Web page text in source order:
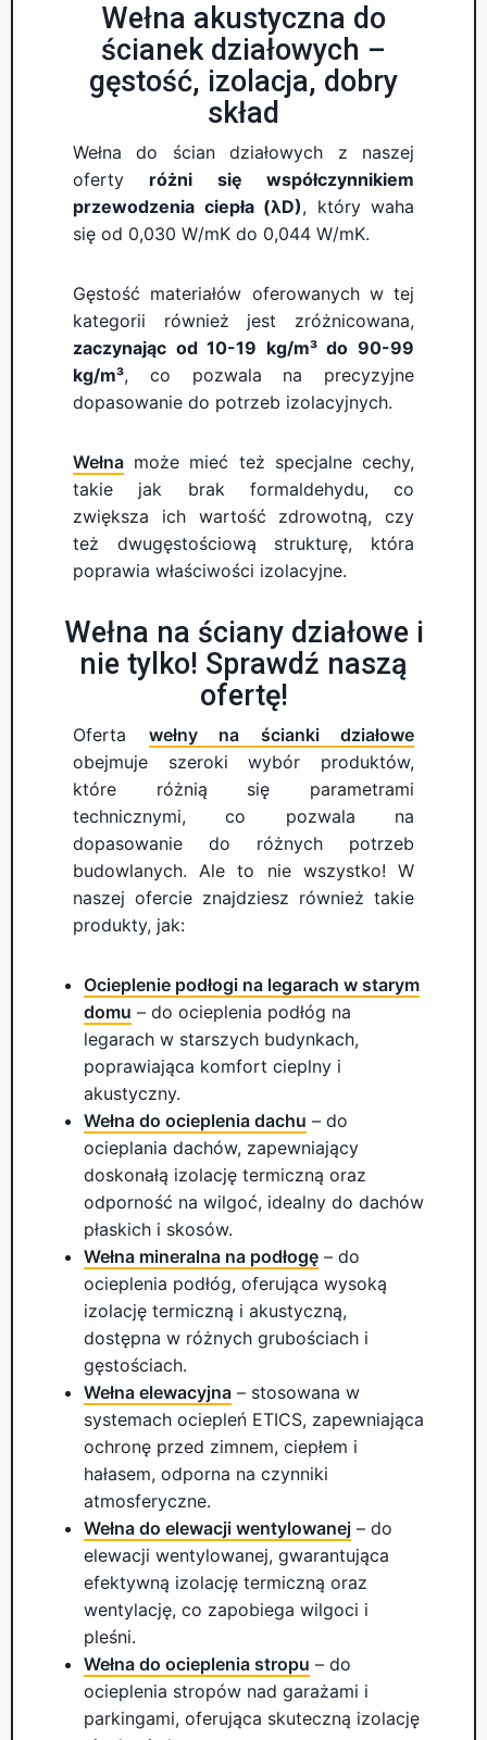
Wełna akustyczna do
ścianek działowych –
gęstość, izolacja, dobry
skład
Wełna do ścian działowych z naszej
oferty różni się współczynnikiem
przewodzenia ciepła (λD), który waha
się od 0,030 W/mK do 0,044 W/mK.
Gęstość materiałów oferowanych w tej
kategorii również jest zróżnicowana,
zaczynając od 10-19 kg/m³ do 90-99
kg/m³, co pozwala na precyzyjne
dopasowanie do potrzeb izolacyjnych.
Wełna może mieć też specjalne cechy,
takie jak brak formaldehydu, co
zwiększa ich wartość zdrowotną, czy
też dwugęstościową strukturę, która
poprawia właściwości izolacyjne.
Wełna na ściany działowe i
nie tylko! Sprawdź naszą
ofertę!
Oferta wełny na ścianki działowe
obejmuje szeroki wybór produktów,
które różnią się parametrami
technicznymi, co pozwala na
dopasowanie do różnych potrzeb
budowlanych. Ale to nie wszystko! W
naszej ofercie znajdziesz również takie
produkty, jak:
Ocieplenie podłogi na legarach w starym
domu – do ocieplenia podłóg na
legarach w starszych budynkach,
poprawiająca komfort cieplny i
akustyczny.
Wełna do ocieplenia dachu – do
ocieplania dachów, zapewniający
doskonałą izolację termiczną oraz
odporność na wilgoć, idealny do dachów
płaskich i skosów.
Wełna mineralna na podłogę – do
ocieplenia podłóg, oferująca wysoką
izolację termiczną i akustyczną,
dostępna w różnych grubościach i
gęstościach.
Wełna elewacyjna – stosowana w
systemach ociepleń ETICS, zapewniająca
ochronę przed zimnem, ciepłem i
hałasem, odporna na czynniki
atmosferyczne.
Wełna do elewacji wentylowanej – do
elewacji wentylowanej, gwarantująca
efektywną izolację termiczną oraz
wentylację, co zapobiega wilgoci i
pleśni.
Wełna do ocieplenia stropu – do
ocieplenia stropów nad garażami i
parkingami, oferująca skuteczną izolację